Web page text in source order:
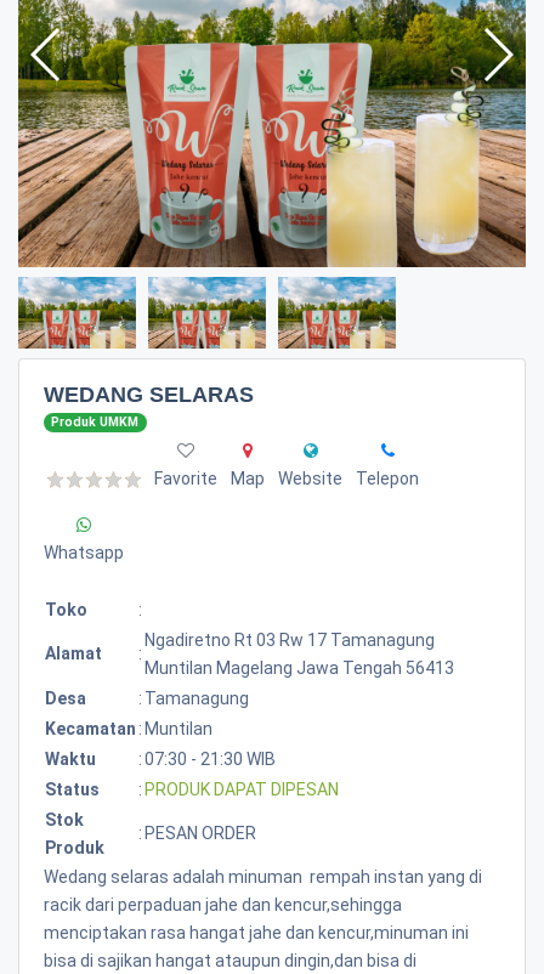
WEDANG SELARAS
Produk UMKM
Favorite Map Website Telepon
Whatsapp
Toko :
Alamat :
Ngadiretno Rt 03 Rw 17 Tamanagung
Muntilan Magelang Jawa Tengah 56413
Desa
: Tamanagung
Kecamatan : Muntilan
Waktu
:07:30 - 21:30 WIB
Status
: PRODUK DAPAT DIPESAN
Stok
Produk
: PESAN ORDER
Wedang selaras adalah minuman rempah instan yang di
racik dari perpaduan jahe dan kencur,sehingga
menciptakan rasa hangat jahe dan kencur,minuman ini
bisa di sajikan hangat ataupun dingin,dan bisa di